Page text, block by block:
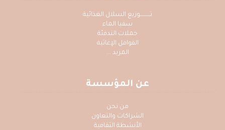
تــــــــــوزيع السلال الغذائية
سقيا الماء
حملات التدفئة
القوافل الإغاثية
المزيد ...
عن المؤسسة
من نحن
الشراكات والتعاون
الأنشطة الثقافية